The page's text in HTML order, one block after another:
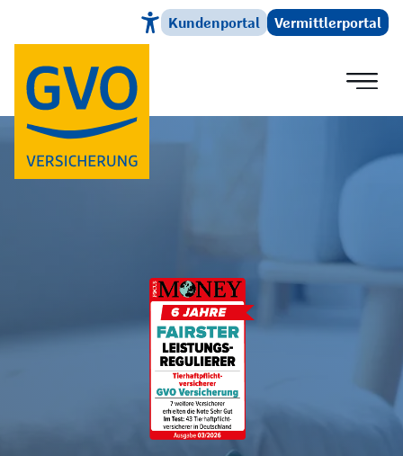
Direkt zum HauptinhaltKundenportal Vermittlerportal